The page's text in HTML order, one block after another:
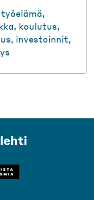
työelämä,
, koulutus,
, investoinnit,